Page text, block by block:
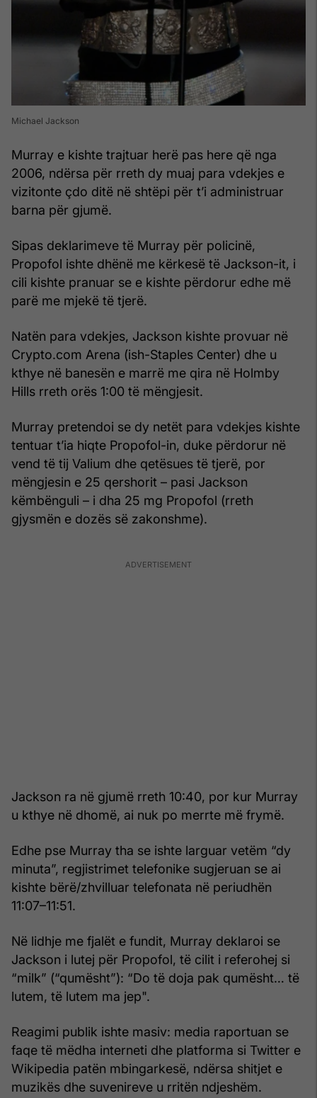
Michael Jackson
Murray e kishte trajtuar herë pas here që nga
2006, ndërsa për rreth dy muaj para vdekjes e
vizitonte çdo ditë në shtëpi për t’i administruar
barna për gjumë.
Sipas deklarimeve të Murray për policinë,
Propofol ishte dhënë me kërkesë të Jackson-it, i
cili kishte pranuar se e kishte përdorur edhe më
parë me mjekë të tjerë.
Natën para vdekjes, Jackson kishte provuar në
Crypto.com Arena (ish-Staples Center) dhe u
kthye në banesën e marrë me qira në Holmby
Hills rreth orës 1:00 të mëngjesit.
Murray pretendoi se dy netët para vdekjes kishte
tentuar t’ia hiqte Propofol-in, duke përdorur në
vend të tij Valium dhe qetësues të tjerë, por
mëngjesin e 25 qershorit – pasi Jackson
këmbënguli – i dha 25 mg Propofol (rreth
gjysmën e dozës së zakonshme).
Jackson ra në gjumë rreth 10:40, por kur Murray
u kthye në dhomë, ai nuk po merrte më frymë.
Edhe pse Murray tha se ishte larguar vetëm “dy
minuta”, regjistrimet telefonike sugjeruan se ai
kishte bërë/zhvilluar telefonata në periudhën
11:07–11:51.
Në lidhje me fjalët e fundit, Murray deklaroi se
Jackson i lutej për Propofol, të cilit i referohej si
“milk” (“qumësht”): “Do të doja pak qumësht… të
lutem, të lutem ma jep".
Reagimi publik ishte masiv: media raportuan se
faqe të mëdha interneti dhe platforma si Twitter e
Wikipedia patën mbingarkesë, ndërsa shitjet e
muzikës dhe suvenireve u rritën ndjeshëm.